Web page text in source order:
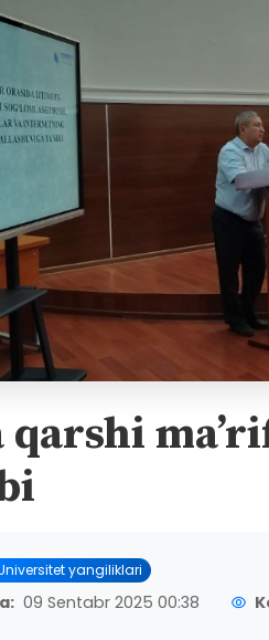
qarshi
yangiliklari
09 Sentabr 2025 00:38